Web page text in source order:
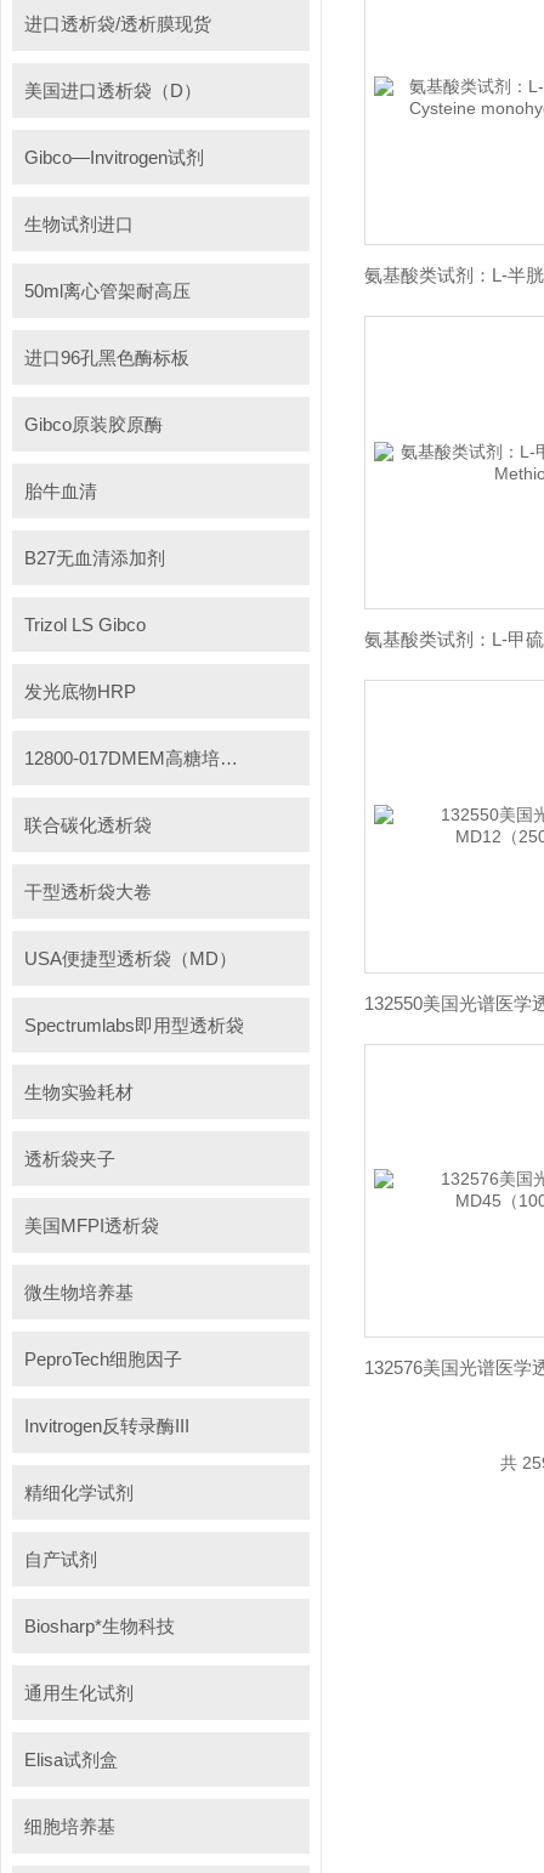
进口透析袋/透析膜现货
美国进口透析袋（D）
Gibco—Invitrogen试剂
生物试剂进口
50ml离心管架耐高压
进口96孔黑色酶标板
Gibco原装胶原酶
胎牛血清
B27无血清添加剂
Trizol LS Gibco
发光底物HRP
12800-017DMEM高糖培养基
联合碳化透析袋
干型透析袋大卷
USA便捷型透析袋（MD）
Spectrumlabs即用型透析袋
生物实验耗材
透析袋夹子
美国MFPI透析袋
微生物培养基
PeproTech细胞因子
Invitrogen反转录酶III
精细化学试剂
自产试剂
Biosharp*生物科技
通用生化试剂
Elisa试剂盒
细胞培养基
共